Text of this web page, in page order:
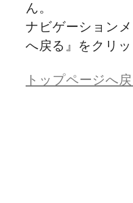
ん。
ナビゲーション
へ戻る』をクリ
トップページへ